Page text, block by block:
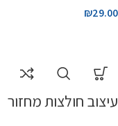
₪29.00
עיצוב חולצות מחזור